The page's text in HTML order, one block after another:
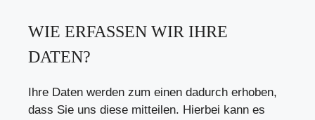
WIE ERFASSEN WIR IHRE
DATEN?
Ihre Daten werden zum einen dadurch erhoben,
dass Sie uns diese mitteilen. Hierbei kann es